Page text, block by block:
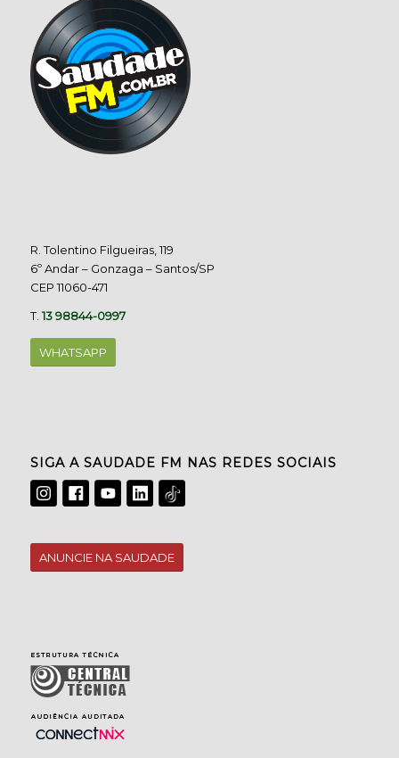
R. Tolentino Filgueiras, 119
6º Andar – Gonzaga – Santos/SP
CEP 11060-471
T.13 98844-0997
WHATSAPP
SIGA A SAUDADE FM NAS REDES SOCIAIS
ANUNCIE NA SAUDADE